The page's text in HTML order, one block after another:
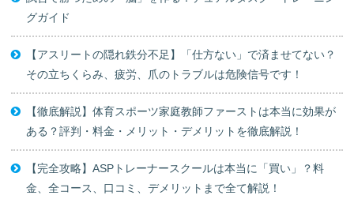
グガイド
【アスリートの隠れ鉄分不足】「仕方ない」で済ませてない？
その立ちくらみ、疲労、爪のトラブルは危険信号です！
【徹底解説】体育スポーツ家庭教師ファーストは本当に効果が
ある？評判・料金・メリット・デメリットを徹底解説！
【完全攻略】ASPトレーナースクールは本当に「買い」？料
金、全コース、口コミ、デメリットまで全て解説！